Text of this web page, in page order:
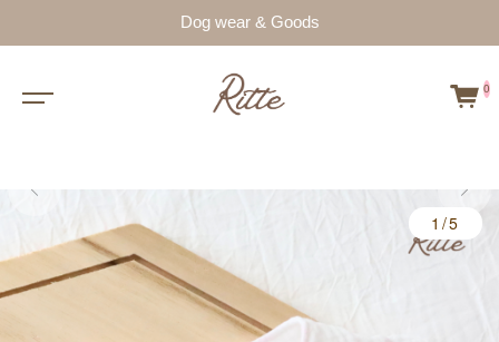
Dog wear & Goods
0
1/5